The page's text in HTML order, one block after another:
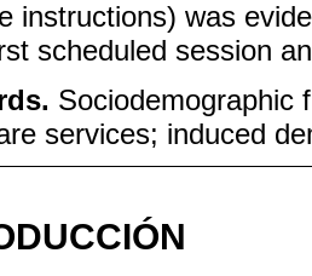
instructions) was
scheduled session
Sociodemographic
services; induced